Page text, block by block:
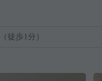
徒歩1分）